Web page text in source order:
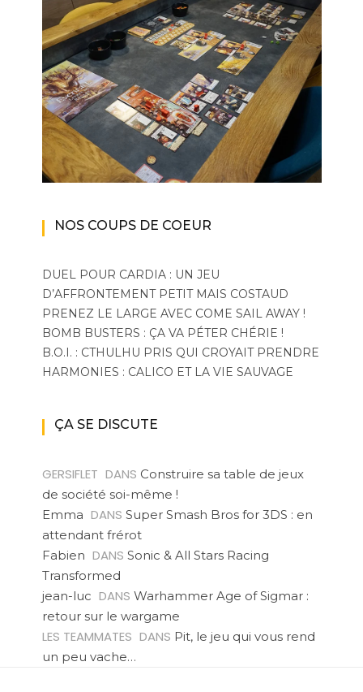
NOS COUPS DE COEUR
DUEL POUR CARDIA : UN JEU
D’AFFRONTEMENT PETIT MAIS COSTAUD
PRENEZ LE LARGE AVEC COME SAIL AWAY !
BOMB BUSTERS : ÇA VA PÉTER CHÉRIE !
B.O.I. : CTHULHU PRIS QUI CROYAIT PRENDRE
HARMONIES : CALICO ET LA VIE SAUVAGE
ÇA SE DISCUTE
GERSIFLET DANS Construire sa table de jeux
de société soi-même !
Emma DANS Super Smash Bros for 3DS : en
attendant frérot
Fabien DANS Sonic & All Stars Racing
Transformed
jean-luc DANS Warhammer Age of Sigmar :
retour sur le wargame
LES TEAMMATES DANS Pit, le jeu qui vous rend
un peu vache…